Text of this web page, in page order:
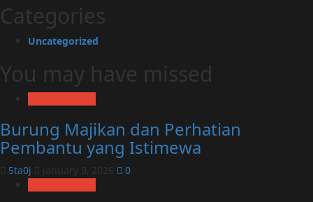
Categories
Uncategorized
You may have missed
Burung Majikan dan Perhatian
Pembantu yang Istimewa
5ta0j January 9, 2026
0